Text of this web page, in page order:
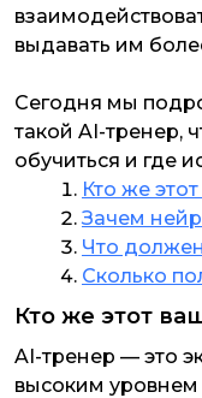
выдавать им
Сегодня мы
такой AI-тренер,
обучиться и где
Кто же
Зачем
Что
Сколько
Кто же этот
AI-тренер — это
высоким уровнем